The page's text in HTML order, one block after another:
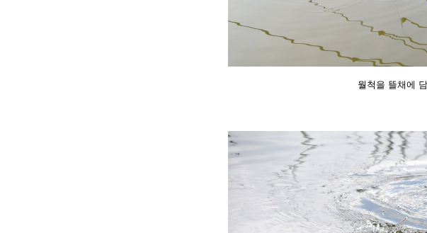
월척을 뜰채에